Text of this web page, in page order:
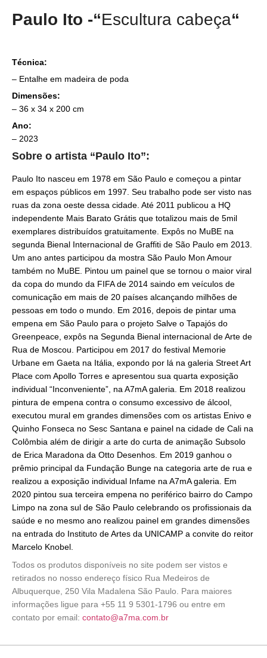
Paulo Ito -“Escultura cabeça“
Técnica:
– Entalhe em madeira de poda
Dimensões:
– 36 x 34 x 200 cm
Ano:
– 2023
Sobre o artista “Paulo Ito”:
Paulo Ito nasceu em 1978 em São Paulo e começou a pintar
em espaços públicos em 1997. Seu trabalho pode ser visto nas
ruas da zona oeste dessa cidade. Até 2011 publicou a HQ
independente Mais Barato Grátis que totalizou mais de 5mil
exemplares distribuídos gratuitamente. Expôs no MuBE na
segunda Bienal Internacional de Graffiti de São Paulo em 2013.
Um ano antes participou da mostra São Paulo Mon Amour
também no MuBE. Pintou um painel que se tornou o maior viral
da copa do mundo da FIFA de 2014 saindo em veículos de
comunicação em mais de 20 países alcançando milhões de
pessoas em todo o mundo. Em 2016, depois de pintar uma
empena em São Paulo para o projeto Salve o Tapajós do
Greenpeace, expôs na Segunda Bienal internacional de Arte de
Rua de Moscou. Participou em 2017 do festival Memorie
Urbane em Gaeta na Itália, expondo por lá na galeria Street Art
Place com Apollo Torres e apresentou sua quarta exposição
individual “Inconveniente”, na A7mA galeria. Em 2018 realizou
pintura de empena contra o consumo excessivo de álcool,
executou mural em grandes dimensões com os artistas Enivo e
Quinho Fonseca no Sesc Santana e painel na cidade de Cali na
Colômbia além de dirigir a arte do curta de animação Subsolo
de Erica Maradona da Otto Desenhos. Em 2019 ganhou o
prêmio principal da Fundação Bunge na categoria arte de rua e
realizou a exposição individual Infame na A7mA galeria. Em
2020 pintou sua terceira empena no periférico bairro do Campo
Limpo na zona sul de São Paulo celebrando os profissionais da
saúde e no mesmo ano realizou painel em grandes dimensões
na entrada do Instituto de Artes da UNICAMP a convite do reitor
Marcelo Knobel.
Todos os produtos disponíveis no site podem ser vistos e
retirados no nosso endereço físico Rua Medeiros de
Albuquerque, 250 Vila Madalena São Paulo. Para maiores
informações ligue para +55 11 9 5301-1796 ou entre em
contato por email: contato@a7ma.com.br